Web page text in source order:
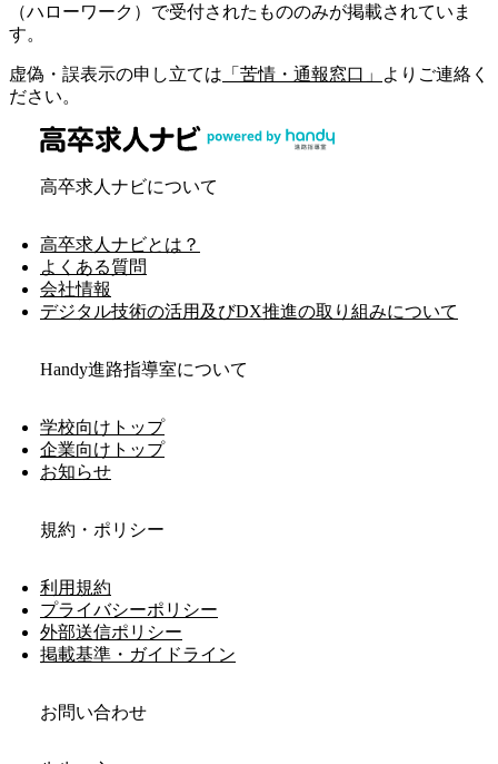
（ハローワーク）で受付されたもののみが掲載されていま
す。
虚偽・誤表示の申し立ては 「苦情・通報窓口」
よりご連絡く
ださい。
高卒求人ナビについて
高卒求人ナビとは？
よくある質問
会社情報
デジタル技術の活用及びDX推進の取り組みについて
Handy進路指導室について
学校向けトップ
企業向けトップ
お知らせ
規約・ポリシー
利用規約
プライバシーポリシー
外部送信ポリシー
掲載基準・ガイドライン
お問い合わせ